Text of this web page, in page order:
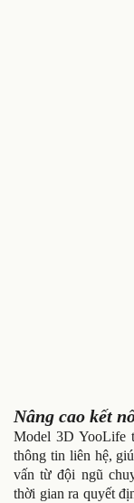
Nâng cao kết
Model 3D YooLife
thông tin liên hệ,
vấn từ đội ngũ
thời gian ra quyết